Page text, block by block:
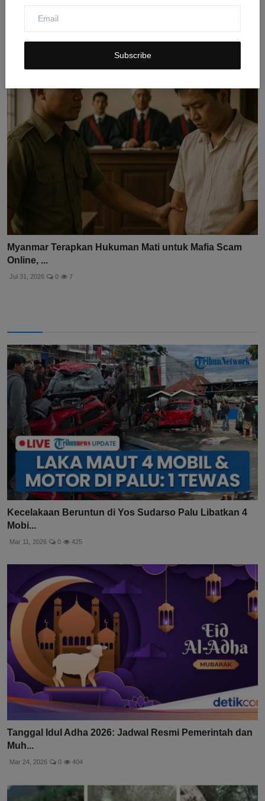
Subscribe
Mengukur Leb...
Myanmar Terapkan Hukuman Mati untuk Mafia Scam
Online, ...
Jul 31, 2026 0 7
Kecelakaan Beruntun di Yos Sudarso Palu Libatkan 4
Mobi...
Mar 11, 2026 0 425
Tanggal Idul Adha 2026: Jadwal Resmi Pemerintah dan
Muh...
Mar 24, 2026 0 404